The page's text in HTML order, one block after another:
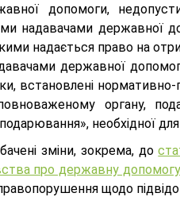
допомоги,
надавачами державної
надається право на
державної
встановлені
органу,
необхідної
зміни, зокрема, до
про державну
щодо